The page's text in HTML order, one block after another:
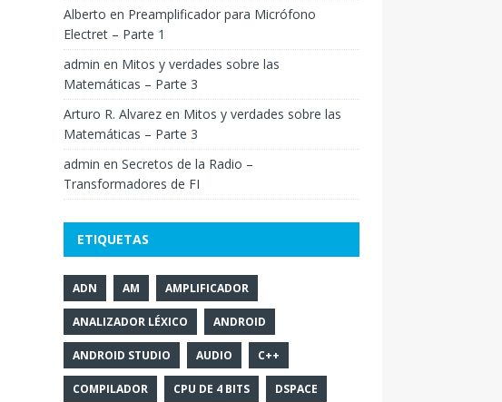
Alberto en Preamplificador para Micrófono
Electret – Parte 1
admin en Mitos y verdades sobre las
Matemáticas – Parte 3
Arturo R. Alvarezen Mitos y verdades sobre las
Matemáticas – Parte 3
admin en Secretos de la Radio –
Transformadores de FI
ETIQUETAS
ADN AM AMPLIFICADOR
ANALIZADOR LÉXICO ANDROID
ANDROID STUDIO AUDIO C++
COMPILADOR CPU DE 4 BITS DSPACE